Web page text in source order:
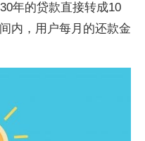
年的贷款直接转成10
内，用户每月的还款金